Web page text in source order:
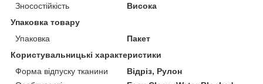
Зносостійкість
Висока
Упаковка товару
Упаковка
Пакет
Користувальницькі характеристики
Форма відпуску тканини
Відріз, Рулон